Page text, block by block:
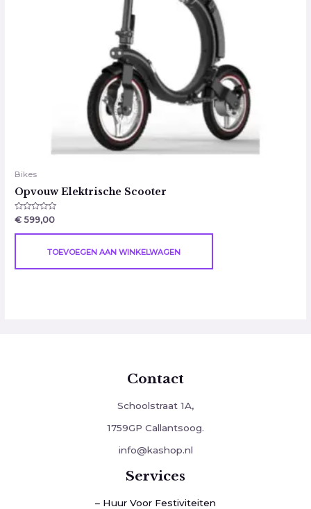
Bikes
Opvouw Elektrische Scooter
Gewaardeerd
0
uit
€ 599,00
TOEVOEGEN AAN WINKELWAGEN
Contact
Schoolstraat 1A,
1759GP Callantsoog.
info@kashop.nl
Services
– Huur Voor Festiviteiten